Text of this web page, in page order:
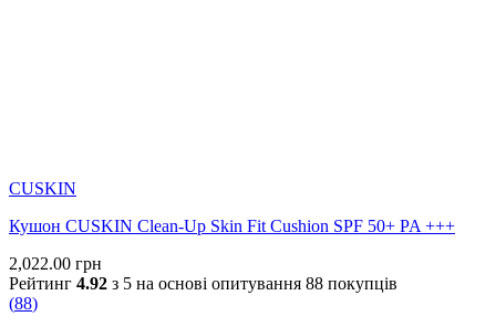
CUSKIN
Кушон CUSKIN Clean-Up Skin Fit Cushion SPF 50+ PA +++
2,022.00 грн
Рейтинг 4.92 з 5 на основі опитування 88 покупців
(88)